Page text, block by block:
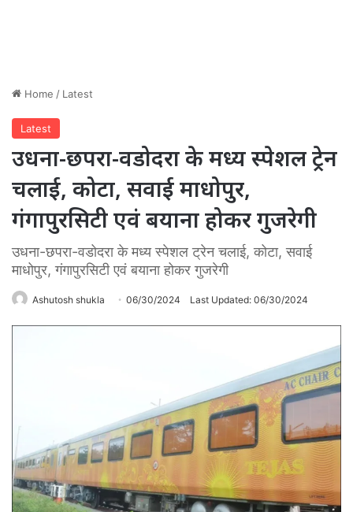
Home / Latest
Latest
उधना-छपरा-वडोदरा के मध्य स्पेशल ट्रेन
चलाई, कोटा, सवाई माधोपुर,
गंगापुरसिटी एवं बयाना होकर गुजरेगी
उधना-छपरा-वडोदरा के मध्य स्पेशल ट्रेन चलाई, कोटा, सवाई
माधोपुर, गंगापुरसिटी एवं बयाना होकर गुजरेगी
Ashutosh shukla 06/30/2024 Last Updated: 06/30/2024